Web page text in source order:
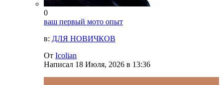
0
ваш первый мото опыт
в: ДЛЯ НОВИЧКОВ
От Icolian
Написал 18 Июля, 2026 в 13:36